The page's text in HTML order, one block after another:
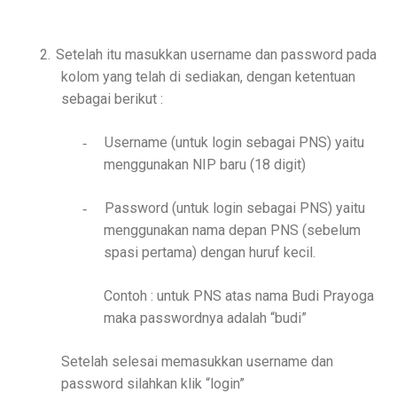
2. Setelah itu masukkan username dan password pada
kolom yang telah di sediakan, dengan ketentuan
sebagai berikut :
-
Username (untuk login sebagai PNS) yaitu
menggunakan NIP baru (18 digit)
-
Password (untuk login sebagai PNS) yaitu
menggunakan nama depan PNS (sebelum
spasi pertama) dengan huruf kecil.
Contoh : untuk PNS atas nama Budi Prayoga
maka passwordnya adalah “budi”
Setelah selesai memasukkan username dan
password silahkan klik “login”